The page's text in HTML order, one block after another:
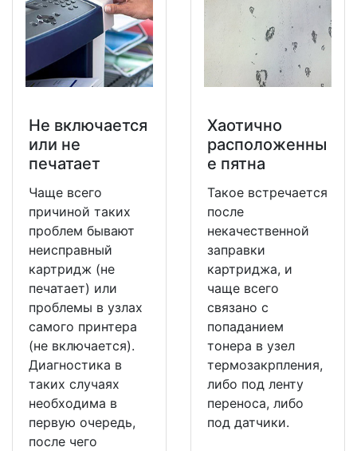
Не включается
или не
печатает
Чаще всего
причиной таких
проблем бывают
неисправный
картридж (не
печатает) или
проблемы в узлах
самого принтера
(не включается).
Диагностика в
таких случаях
необходима в
первую очередь,
после чего
Хаотично
расположенны
е пятна
Такое встречается
после
некачественной
заправки
картриджа, и
чаще всего
связано с
попаданием
тонера в узел
термозакрпления,
либо под ленту
переноса, либо
под датчики.